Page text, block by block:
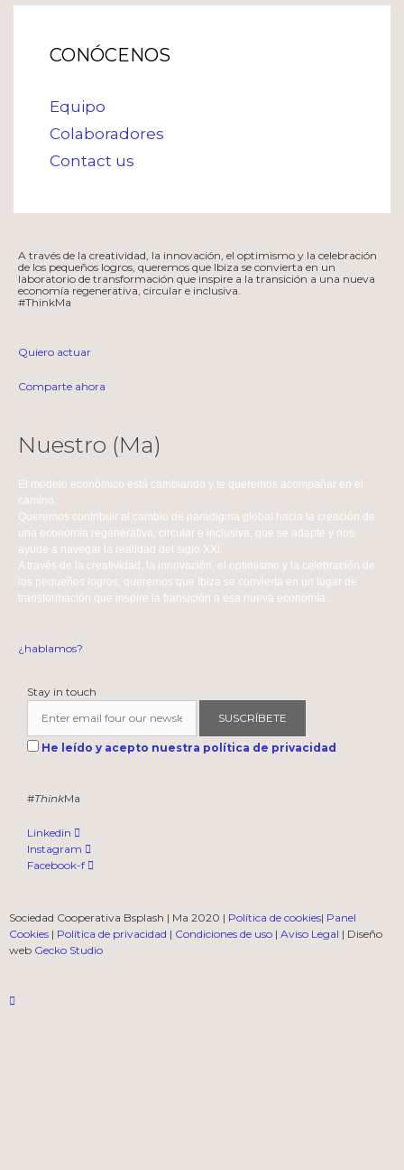
CONÓCENOS
Equipo
Colaboradores
Contact us
A través de la creatividad, la innovación, el optimismo y la celebración
de los pequeños logros, queremos que Ibiza se convierta en un
laboratorio de transformación que inspire a la transición a una nueva
economía regenerativa, circular e inclusiva.
#ThinkMa
Quiero actuar
Comparte ahora
Nuestro (Ma)
El modelo económico está cambiando y te queremos acompañar en el
camino.
Queremos contribuir al cambio de paradigma global hacia la creación de
una economía regenerativa, circular e inclusiva, que se adapte y nos
ayude a navegar la realidad del siglo XXI.
A través de la creatividad, la innovación, el optimismo y la celebración de
los pequeños logros, queremos que Ibiza se convierta en un lugar de
transformación que inspire la transición a esa nueva economía.
¿hablamos?
Stay in touch
SUSCRÍBETE
He leído y acepto nuestra política de privacidad
#ThinkMa
Linkedin
Instagram
Facebook-f
Sociedad Cooperativa Bsplash | Ma 2020 | Política de cookies| Panel
Cookies | Política de privacidad | Condiciones de uso | Aviso Legal | Diseño
web Gecko Studio